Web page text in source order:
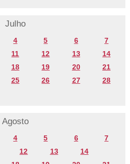
Julho
4 5 6
7
11 12 13
14
18 19 20
21
25 26 27
28
Agosto
4 5 6
7
12 13
14